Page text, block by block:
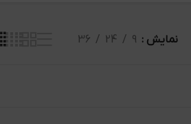
نمایش 9
24
36